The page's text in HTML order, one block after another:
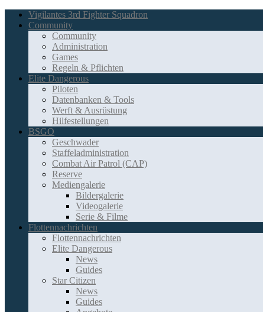
Vigilantes 3rd Fighter Squadron
Community
Community
Administration
Games
Regeln & Pflichten
Elite Dangerous
Piloten
Datenbanken & Tools
Werft & Ausrüstung
Hilfestellungen
BSGO
Geschwader
Staffeladministration
Combat Air Patrol (CAP)
Reserve
Mediengalerie
Bildergalerie
Videogalerie
Serie & Filme
Flottennachrichten
Flottennachrichten
Elite Dangerous
News
Guides
Star Citizen
News
Guides